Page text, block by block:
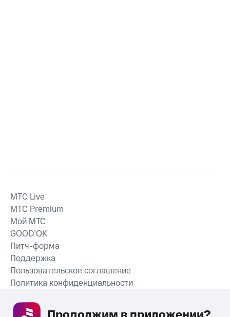
СКАЧАТЬ ПРИЛОЖЕНИЕ
MTС Live
MTС Premium
Мой МТС
GOOD’OK
Питч-форма
Поддержка
Пользовательское соглашение
Политика конфиденциальности